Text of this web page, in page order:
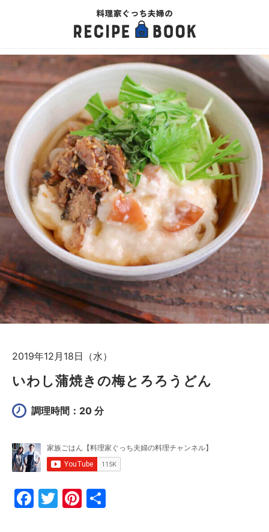
2019年12月18日（水）
いわし蒲焼きの梅とろろうどん
調理時間：20 分
F
T
Pi